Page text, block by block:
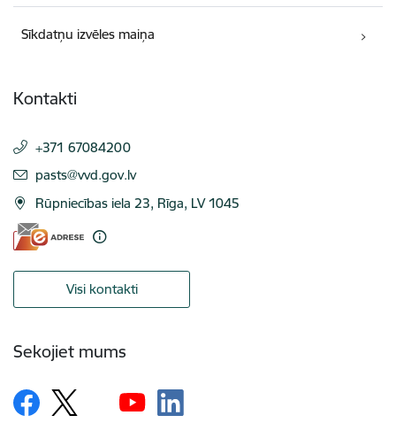
Sīkdatņu izvēles maiņa
Kontakti
+371 67084200
E-pasts:
pasts@vvd.gov.lv
Rūpniecības iela 23, Rīga, LV 1045
Visi kontakti
Sekojiet mums